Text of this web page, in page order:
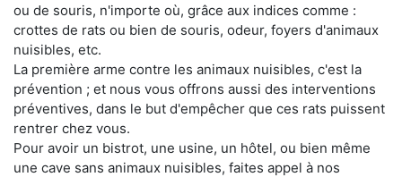
ou de souris, n'importe où, grâce aux indices comme :
crottes de rats ou bien de souris, odeur, foyers d'animaux
nuisibles, etc.
La première arme contre les animaux nuisibles, c'est la
prévention ; et nous vous offrons aussi des interventions
préventives, dans le but d'empêcher que ces rats puissent
rentrer chez vous.
Pour avoir un bistrot, une usine, un hôtel, ou bien même
une cave sans animaux nuisibles, faites appel à nos